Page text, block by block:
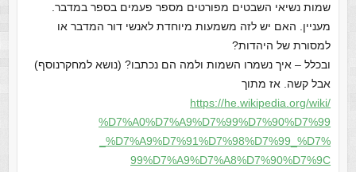
שמות נשיאי השבטים מפורטים מספר פעמים בספר במדבר.
מעניין. האם יש לזה משמעות מיוחדת לאנשי דור המדבר או
למסורת של היהדות?
ובכלל – איך נשמרו השמות ולמה הם נכתבו? (נושא למחקרנוסף)
אבל קשה. אז מתוך
https://he.wikipedia.org/wiki/
%D7%A0%D7%A9%D7%99%D7%90%D7%99
_%D7%A9%D7%91%D7%98%D7%99_%D7%
99%D7%A9%D7%A8%D7%90%D7%9C